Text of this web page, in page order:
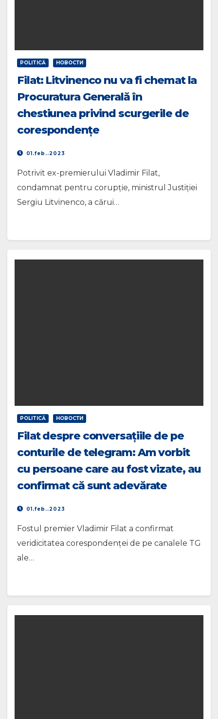
POLITICĂ НОВОСТИ
Filat: Litvinenco nu va fi chemat la
Procuratura Generală în
chestiunea privind scurgerile de
corespondențe
01.feb..2023
Potrivit ex-premierului Vladimir Filat,
condamnat pentru corupție, ministrul Justiției
Sergiu Litvinenco, a cărui…
POLITICĂ НОВОСТИ
Filat despre conversațiile de pe
conturile de telegram: Am vorbit
cu persoane care au fost vizate, au
confirmat că sunt adevărate
01.feb..2023
Fostul premier Vladimir Filat a confirmat
veridicitatea corespondenței de pe canalele TG
ale…